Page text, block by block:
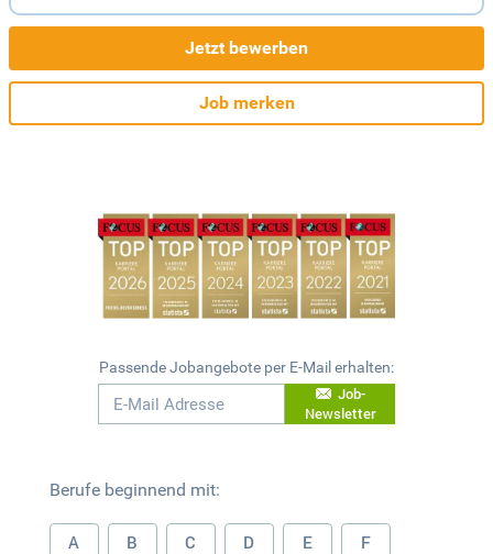
Jetzt bewerben
Job merken
Passende Jobangebote per E-Mail erhalten:
Job-
Newsletter
Berufe beginnend mit:
A B C D E F